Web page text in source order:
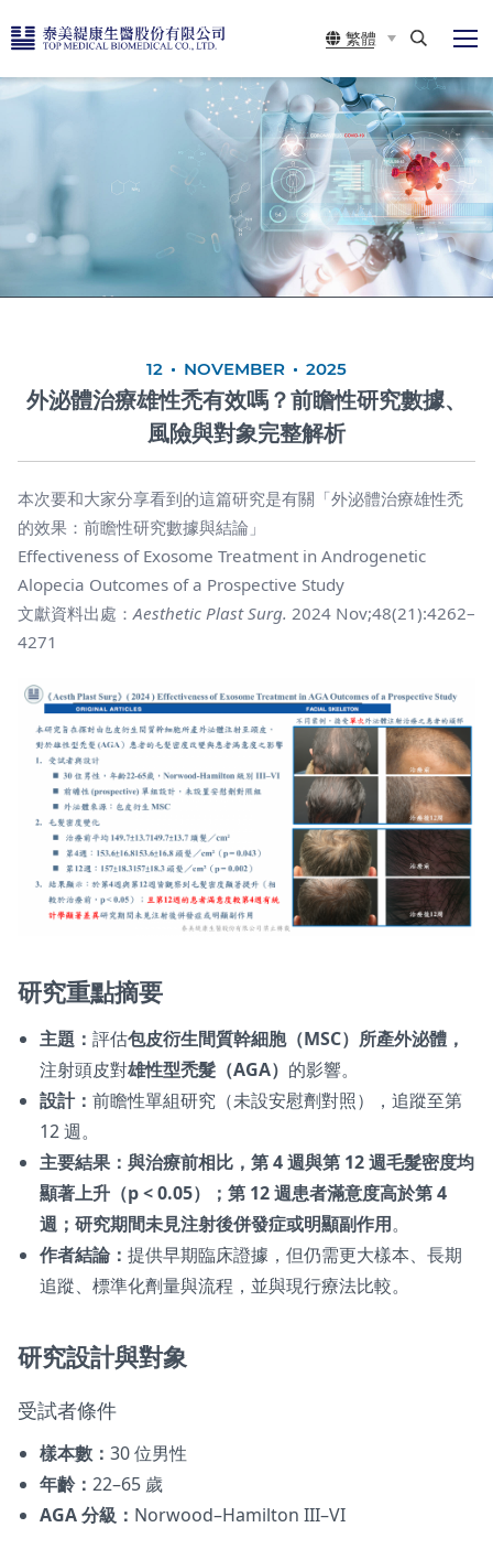
泰
美
生
繁體
搜
尋
展
開
選
單
12 NOVEMBER 2025
外泌體治療雄性禿有效嗎？前瞻性研究數據、
風險與對象完整解析
本次要和大家分享看到的這篇研究是有關「外泌體治療雄性禿
的效果：前瞻性研究數據與結論」
Effectiveness of Exosome Treatment in Androgenetic
Alopecia Outcomes of a Prospective Study
文獻資料出處：Aesthetic Plast Surg. 2024 Nov;48(21):4262–
4271
研究重點摘要
主題： 評估包皮衍生間質幹細胞（MSC）所產外泌體，
注射頭皮對雄性型禿髮（AGA） 的影響。
設計： 前瞻性單組研究（未設安慰劑對照），追蹤至第
12 週。
主要結果：與治療前相比，第 4 週與第 12 週毛髮密度均
顯著上升（p < 0.05）；第 12 週患者滿意度高於第 4
週；研究期間未見注射後併發症或明顯副作用。
作者結論： 提供早期臨床證據，但仍需更大樣本、長期
追蹤、標準化劑量與流程，並與現行療法比較。
研究設計與對象
受試者條件
樣本數： 30 位男性
年齡： 22–65 歲
AGA 分級： Norwood–Hamilton III–VI